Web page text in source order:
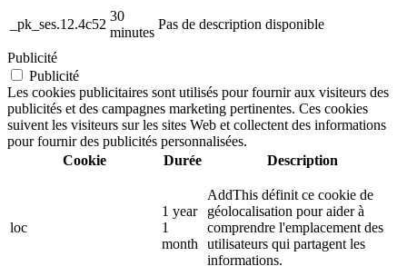
_pk_ses.12.4c52
30
minutes
Pas de description disponible
Publicité
Publicité
Les cookies publicitaires sont utilisés pour fournir aux visiteurs des
publicités et des campagnes marketing pertinentes. Ces cookies
suivent les visiteurs sur les sites Web et collectent des informations
pour fournir des publicités personnalisées.
Cookie
Durée Description
loc
1 year
1
month
AddThis définit ce cookie de
géolocalisation pour aider à
comprendre l'emplacement des
utilisateurs qui partagent les
informations.